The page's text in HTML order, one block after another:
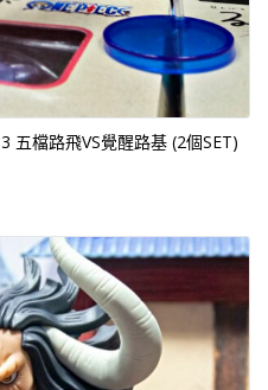
五檔路飛VS覺醒路基 (2個SET)